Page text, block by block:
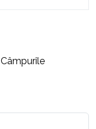
Câmpurile